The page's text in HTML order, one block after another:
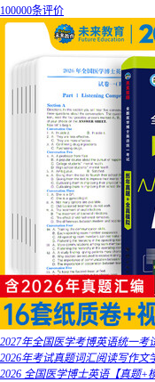
100000条评价
2027年全国医学考博英语统一考
2026年考试真题词汇阅读写作
2026 全国医学博士英语【真题+